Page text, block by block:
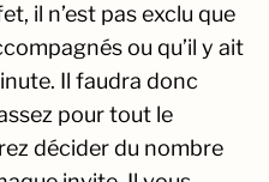
il n’est pas exclu que
ou qu’il y ait
Il faudra donc
pour tout le
décider du nombre